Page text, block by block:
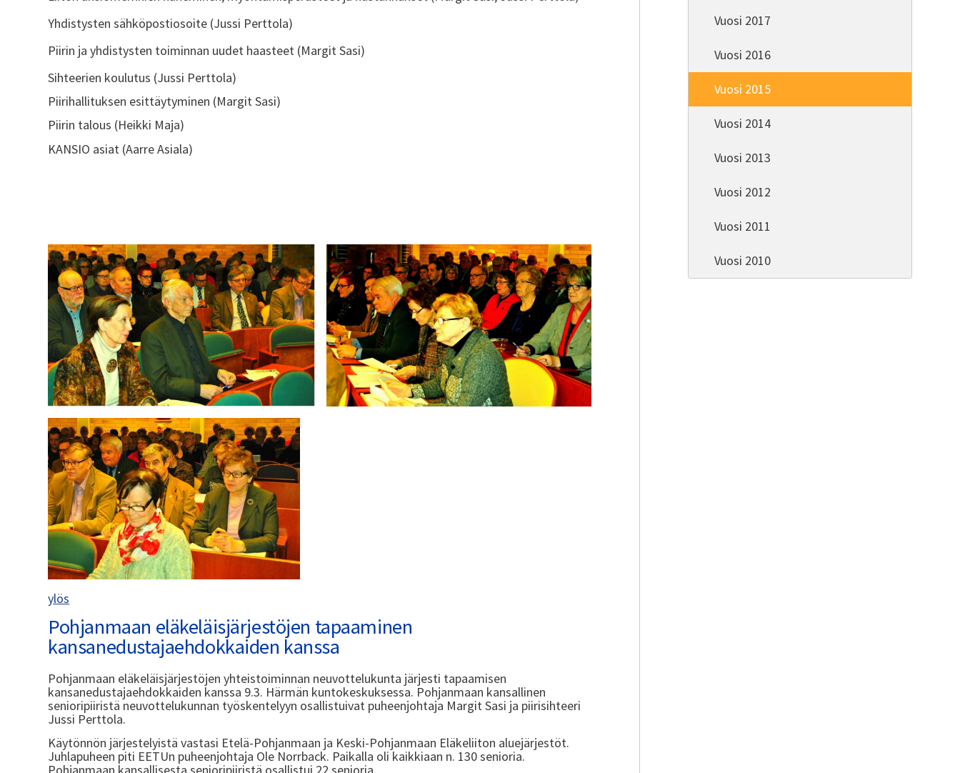
Yhdistysten sähköpostiosoite (Jussi Perttola)
Piirin ja yhdistysten toiminnan uudet haasteet (Margit Sasi)
Sihteerien koulutus (Jussi Perttola)
Piirihallituksen esittäytyminen (Margit Sasi)
Piirin talous (Heikki Maja)
KANSIO asiat (Aarre Asiala)
ylös
Pohjanmaan eläkeläisjärjestöjen tapaaminen
kansanedustajaehdokkaiden kanssa
Pohjanmaan eläkeläisjärjestöjen yhteistoiminnan neuvottelukunta järjesti tapaamisen
kansanedustajaehdokkaiden kanssa 9.3. Härmän kuntokeskuksessa. Pohjanmaan kansallinen
senioripiiristä neuvottelukunnan työskentelyyn osallistuivat puheenjohtaja Margit Sasi ja piirisihteeri
Jussi Perttola.
Käytönnön järjestelyistä vastasi Etelä-Pohjanmaan ja Keski-Pohjanmaan Eläkeliiton aluejärjestöt.
Juhlapuheen piti EETUn puheenjohtaja Ole Norrback. Paikalla oli kaikkiaan n. 130 senioria.
Vuosi 2017
Vuosi 2016
Vuosi 2015
Vuosi 2014
Vuosi 2013
Vuosi 2012
Vuosi 2011
Vuosi 2010